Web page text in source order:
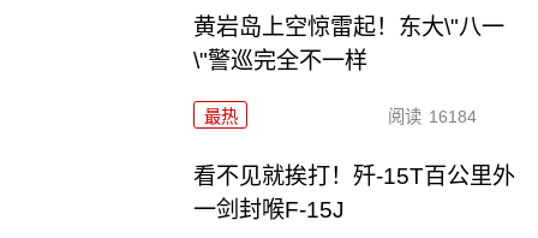
黄岩岛上空惊雷起！东大\"八一
\"警巡完全不一样
最热 阅读 16184
看不见就挨打！歼-15T百公里外
一剑封喉F-15J